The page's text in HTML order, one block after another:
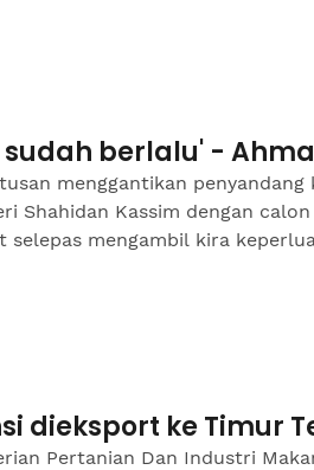
berlalu' -
menggantikan penyandang
Shahidan Kassim dengan
mengambil kira
dieksport ke Timur
Pertanian Dan Industri